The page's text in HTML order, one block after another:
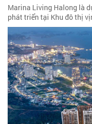
Marina Living Halong là
phát triển tại Khu đô thị